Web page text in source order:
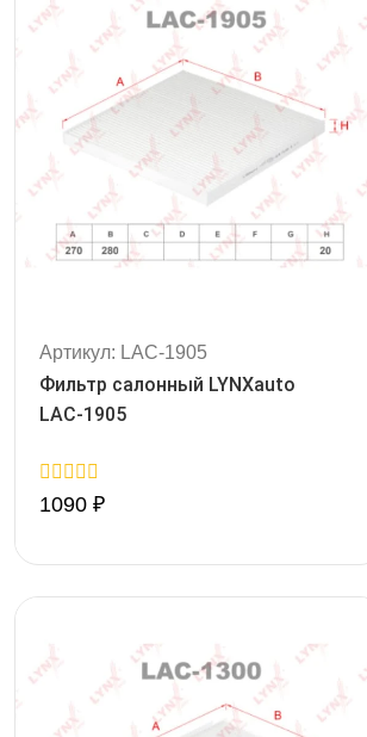
Артикул: LAC-1905
Фильтр салонный LYNXauto
LAC-1905
0
1090 ₽